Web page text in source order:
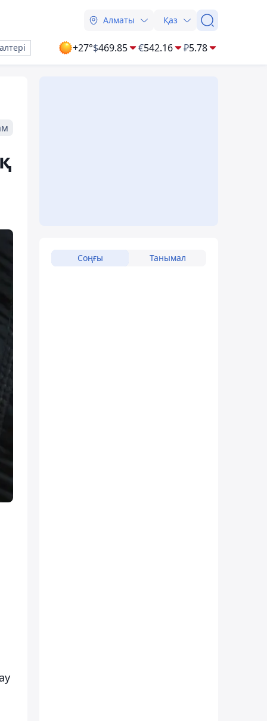
Алматы Қаз
+27°$469.85 €542.16 ₽5.78
Соңғы Танымал